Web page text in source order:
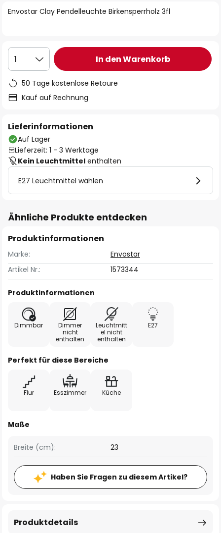
Envostar Clay Pendelleuchte Birkensperrholz 3fl
1 In den Warenkorb
50 Tage kostenlose Retoure
Kauf auf Rechnung
Lieferinformationen
Auf Lager
Lieferzeit: 1 - 3 Werktage
Kein Leuchtmittel enthalten
E27 Leuchtmittel wählen
Ähnliche Produkte entdecken
Produktinformationen
Marke:
Envostar
Artikel Nr.:
1573344
Produktinformationen
Dimmbar
Dimmer
nicht
enthalten
Leuchtmitt
el nicht
enthalten
E27
Perfekt für diese Bereiche
Flur Esszimmer Küche
Maße
Breite (cm): 23
Haben Sie Fragen zu diesem Artikel?
Produktdetails